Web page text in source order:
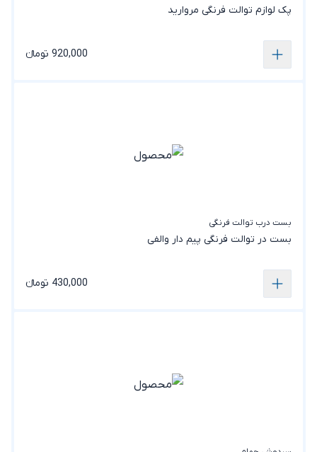
پک لوازم توالت فرنگی مروارید
920,000 تومانء
بست درب توالت فرنگی
بست در توالت فرنگی‌ پیم دار والفی
430,000 تومانء